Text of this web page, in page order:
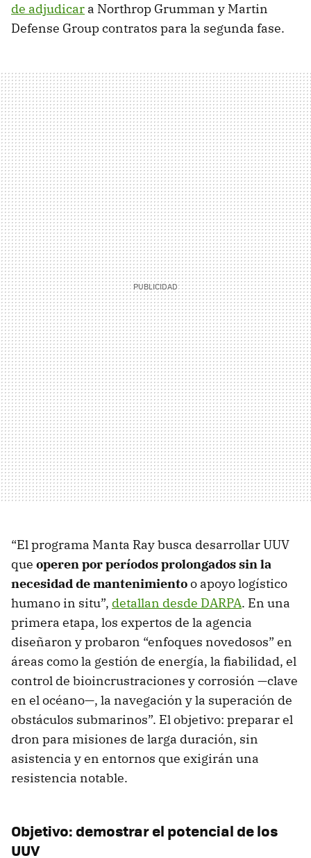
de adjudicar a Northrop Grumman y Martin
Defense Group contratos para la segunda fase.
“El programa Manta Ray busca desarrollar UUV
que operen por períodos prolongados sin la
necesidad de mantenimientoo apoyo logístico
humano in situ”, detallan desde DARPA. En una
primera etapa, los expertos de la agencia
diseñaron y probaron “enfoques novedosos” en
áreas como la gestión de energía, la fiabilidad, el
control de bioincrustraciones y corrosión —clave
en el océano—, la navegación y la superación de
obstáculos submarinos”. El objetivo: preparar el
dron para misiones de larga duración, sin
asistencia y en entornos que exigirán una
resistencia notable.
Objetivo: demostrar el potencial de los
UUV